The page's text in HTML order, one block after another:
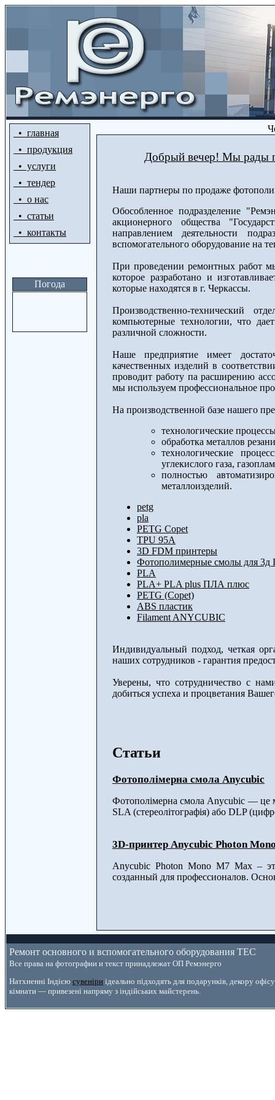
• главная
• продукция
• услуги
• тендер
• о нас
• статьи
• контакты
Погода
Добрый вечер! Мы рады
Наши партнеры по продаже
Обособленное подразделение
акционерного общества
направлением деятельности
вспомогательного оборудование на
При проведении ремонтных работ
которое разработано и
которые находятся в г. Черкассы.
Производственно-технический
компьютерные технологии, что
различной сложности.
Наше предприятие имеет
качественных изделий в
проводит работу па расширению
мы используем профессиональное
На производственной базе нашего
технологические
обработка металлов
технологические
углекислого газа,
полностью
металлоизделий.
petg
pla
PETG Copet
TPU 95А
3D FDM принтеры
Фотополимерные смолы для 3д
PLA
PLA+ PLA plus ПЛА плюс
PETG (Copet)
ABS пластик
Filament ANYCUBIC
Индивидуальный подход, четкая
наших сотрудников - гарантия
Уверены, что сотрудничество с
добиться успеха и процветания
Статьи
Фотополімерна смола Anycubic
Фотополімерна смола Anycubic — це
SLA (стереолітографія) або DLP
3D-принтер Anycubic Photon
Anycubic Photon Mono M7 Max –
созданный для профессионалов.
Ремонт основного и вспомогательного оборудования ТЕС
Все права на фотографии и текст принадлежат ОП Ремэнерго
Натхненні Індією сувеніри ідеально підходять для подарунків, декору
кімнати — привезені напряму з індійських майстерень.